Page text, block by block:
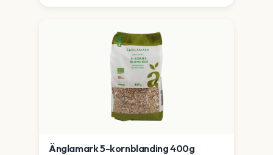
Änglamark 5-kornblanding 400g